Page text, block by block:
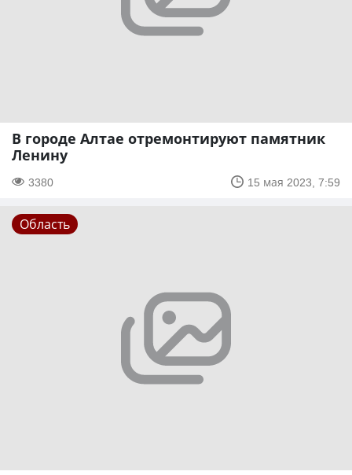
В городе Алтае отремонтируют памятник
Ленину
3380 15 мая 2023, 7:59
Область